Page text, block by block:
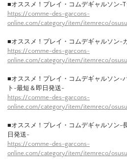
■オススメ！プレイ・コムデギャルソン-
https://comme-des-garcons-
online.com/category/item/itemreco/
■オススメ！プレイ・コムデギャルソン-
https://comme-des-garcons-
online.com/category/item/itemreco/
■オススメ！プレイ・コムデギャルソン-
ト-最短＆即日発送-
https://comme-des-garcons-
online.com/category/item/itemreco/
■オススメ！プレイ・コムデギャルソン-
日発送-
https://comme-des-garcons-
online.com/category/item/itemreco/